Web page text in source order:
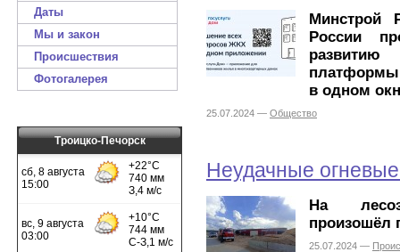
Даты
Мы и закон
Происшествия
Фотогалерея
Троицко-Печорск
Минстрой
России
платформы
в одном
25.07.2024 — Общество
Неудачные
На
произошёл
25.07.2024 —